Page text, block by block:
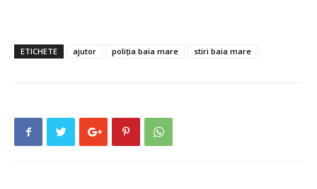
ETICHETE ajutor poliția baia mare stiri baia mare